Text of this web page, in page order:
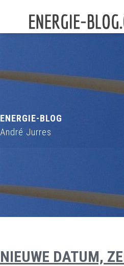
ENERGIE-BLOG
André Jurres
NIEUWE DATUM,